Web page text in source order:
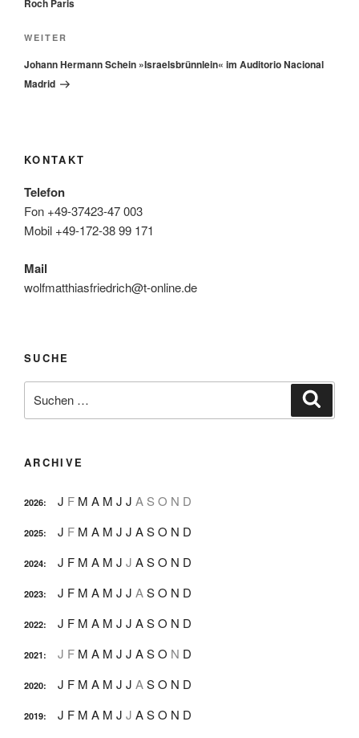
Roch Paris
Nächster
Beitrag
WEITER
Johann Hermann Schein »Israelsbrünnlein« im Auditorio Nacional
Madrid
KONTAKT
Telefon
Fon +49-37423-47 003
Mobil +49-172-38 99 171
Mail
wolfmatthiasfriedrich@t-online.de
SUCHE
nach:
ARCHIVE
2026: J F M A M J J A S O N D
2025: J F M A M J J ASO N D
2024: J F M A M J J ASO N D
2023: J F M A M J J ASO N D
2022: J F M A M J J ASO N D
2021: J F M A M J J ASO N D
2020: J F M A M J J ASO N D
2019: J F M A M J J ASO N D